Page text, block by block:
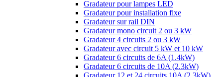
Gradateur pour lampes LED
Gradateur pour installation fixe
Gradateur sur rail DIN
Gradateur mono circuit 2 ou 3 kW
Gradateur 4 circuits 2 ou 3 kW
Gradateur avec circuit 5 kW et 10 kW
Gradateur 6 circuits de 6A (1.4kW)
Gradateur 6 circuits de 10A (2.3kW)
Gradateur 12 et 24 circuits 10A (2.3kW)